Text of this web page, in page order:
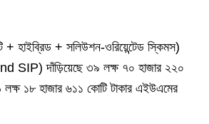
হাইব্রিড + সলিউশন-ওরিয়েন্টেড স্কিমস)
SIP) দাঁড়িয়েছে ৩৯ লক্ষ ৭০ হাজার ২২০
লক্ষ ১৮ হাজার ৬১১ কোটি টাকার এইউএমের